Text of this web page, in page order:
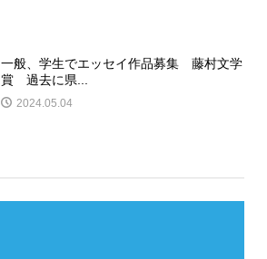
一般、学生でエッセイ作品募集 藤村文学
賞 過去に県...
2024.05.04